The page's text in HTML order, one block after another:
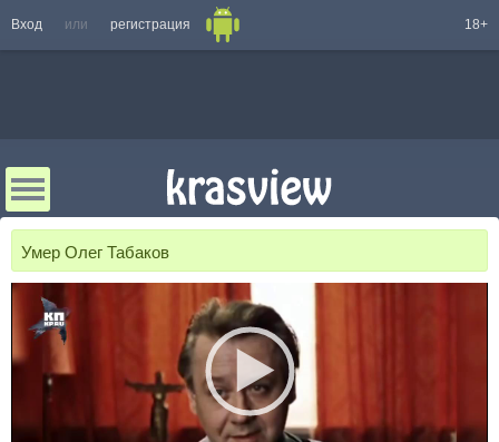
Вход или регистрация 18+
Умер Олег Табаков